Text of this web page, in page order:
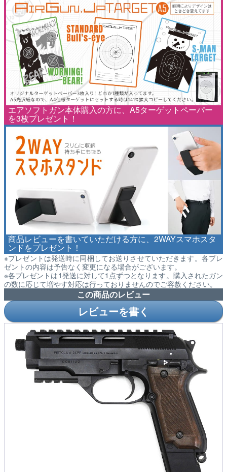
エアソフトガン本体購入の方に、A5ターゲットペーパー
を3枚プレゼント！
商品レビューを書いていただける方に、2WAYスマホスタ
ンドをプレゼント！
※プレゼントは発送時に同梱してお送りさせていただきます。各プレ
ゼントの内容は予告なく変更になる場合がございます。
※各プレゼントは1発送に対して1点ずつとなります。購入されたガン
の数に応じて増やす対応は行っておりませんのでご容赦ください。
この商品のレビュー
レビューを書く